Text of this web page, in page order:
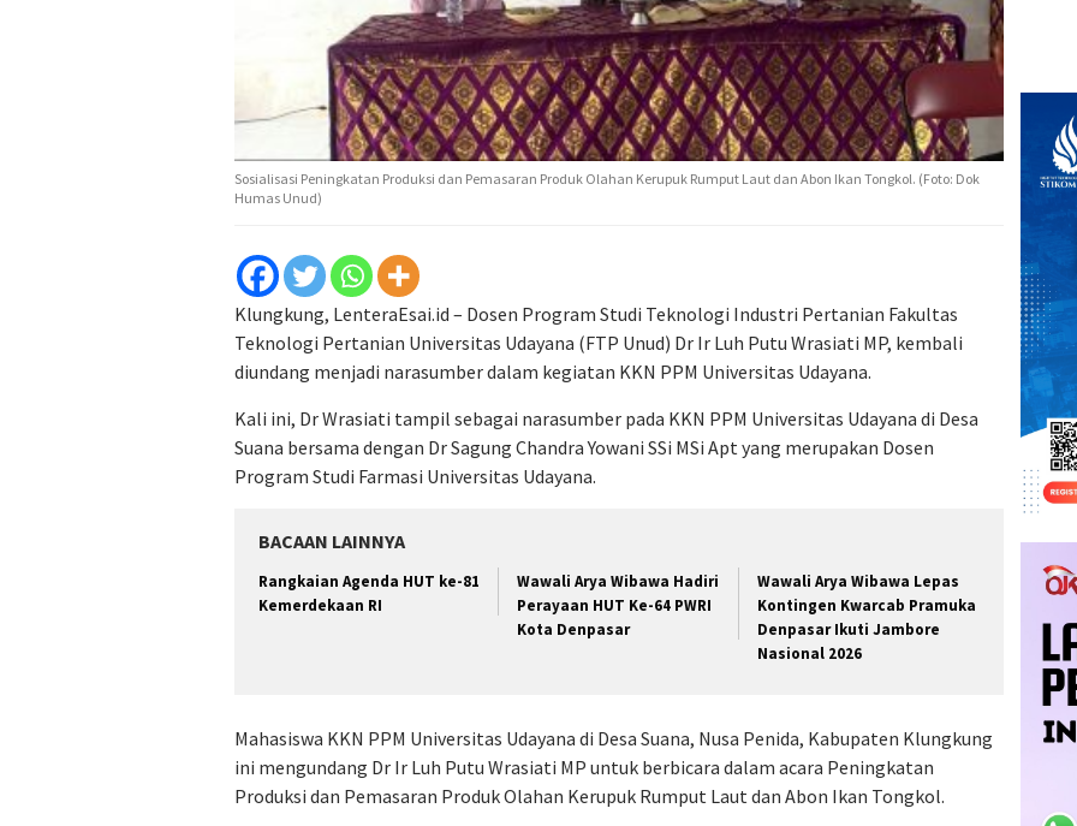
Sosialisasi Peningkatan Produksi dan Pemasaran Produk Olahan Kerupuk Rumput Laut dan Abon Ikan Tongkol. (Foto: Dok
Humas Unud)
Klungkung, LenteraEsai.id – Dosen Program Studi Teknologi Industri Pertanian Fakultas
Teknologi Pertanian Universitas Udayana (FTP Unud) Dr Ir Luh Putu Wrasiati MP, kembali
diundang menjadi narasumber dalam kegiatan KKN PPM Universitas Udayana.
Kali ini, Dr Wrasiati tampil sebagai narasumber pada KKN PPM Universitas Udayana di Desa
Suana bersama dengan Dr Sagung Chandra Yowani SSi MSi Apt yang merupakan Dosen
Program Studi Farmasi Universitas Udayana.
BACAAN LAINNYA
Rangkaian Agenda HUT ke-81
Kemerdekaan RI
Wawali Arya Wibawa Hadiri
Perayaan HUT Ke-64 PWRI
Kota Denpasar
Wawali Arya Wibawa Lepas
Kontingen Kwarcab Pramuka
Denpasar Ikuti Jambore
Nasional 2026
Mahasiswa KKN PPM Universitas Udayana di Desa Suana, Nusa Penida, Kabupaten Klungkung
ini mengundang Dr Ir Luh Putu Wrasiati MP untuk berbicara dalam acara Peningkatan
Produksi dan Pemasaran Produk Olahan Kerupuk Rumput Laut dan Abon Ikan Tongkol.